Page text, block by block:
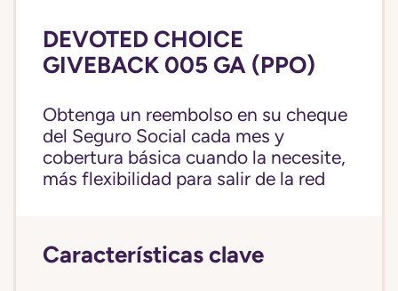
DEVOTED CHOICE
GIVEBACK 005 GA (PPO)
Obtenga un reembolso en su cheque
del Seguro Social cada mes y
cobertura básica cuando la necesite,
más flexibilidad para salir de la red
Características clave